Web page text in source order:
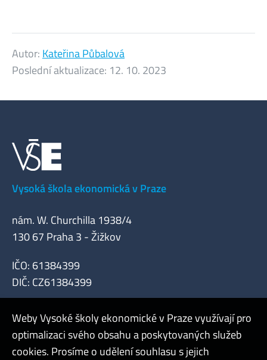
Autor: Kateřina Půbalová
Poslední aktualizace: 12. 10. 2023
Vysoká škola ekonomická v Praze
nám. W. Churchilla 1938/4
130 67 Praha 3 - Žižkov
IČO: 61384399
DIČ: CZ61384399
Weby Vysoké školy ekonomické v Praze využívají pro
optimalizaci svého obsahu a poskytovaných služeb
cookies. Prosíme o udělení souhlasu s jejich